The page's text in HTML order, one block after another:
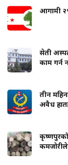
आगामी
सेती
काम गर्न
तीन
अवैध
कमजोरीले